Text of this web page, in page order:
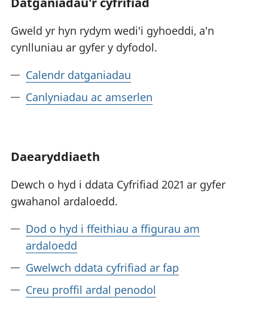
Gweld yr hyn rydym wedi'i gyhoeddi, a'n
cynlluniau ar gyfer y dyfodol.
Calendr datganiadau
Canlyniadau ac amserlen
Daearyddiaeth
Dewch o hyd i ddata Cyfrifiad 2021 ar gyfer
gwahanol ardaloedd.
Dod o hyd i ffeithiau a ffigurau am
ardaloedd
Gwelwch ddata cyfrifiad ar fap
Creu proffil ardal penodol